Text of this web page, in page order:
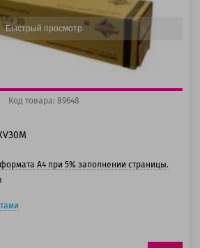
Быстрый просмотр
Код товара: 89648
А4 при 5% заполнении страницы.